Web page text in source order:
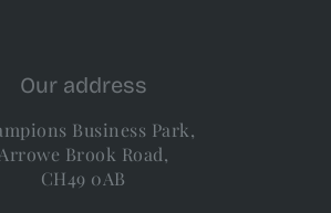
Our address
Business Park,
Arrowe Brook Road,
CH49 0AB